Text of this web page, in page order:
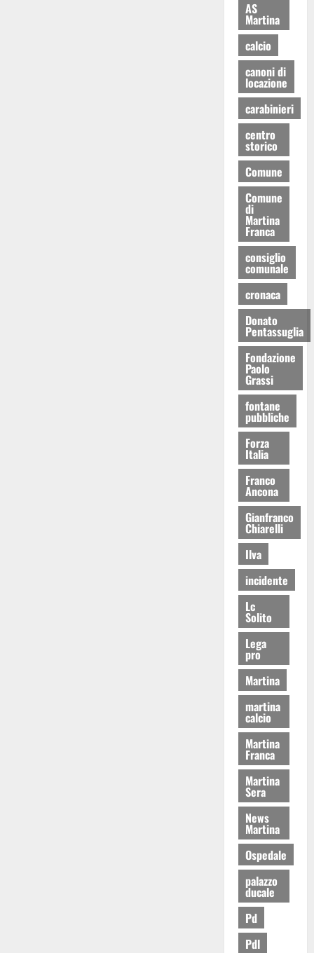
AS
Martina
calcio
canoni di
locazione
carabinieri
centro
storico
Comune
Comune
di
Martina
Franca
consiglio
comunale
cronaca
Donato
Pentassuglia
Fondazione
Paolo
Grassi
fontane
pubbliche
Forza
Italia
Franco
Ancona
Gianfranco
Chiarelli
Ilva
incidente
Lc
Solito
Lega
pro
Martina
martina
calcio
Martina
Franca
Martina
Sera
News
Martina
Ospedale
palazzo
ducale
Pd
Pdl